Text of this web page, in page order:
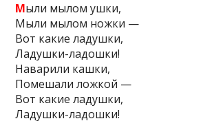
Мыли мылом ушки,
Мыли мылом ножки —
Вот какие ладушки,
Ладушки-ладошки!
Наварили кашки,
Помешали ложкой —
Вот какие ладушки,
Ладушки-ладошки!